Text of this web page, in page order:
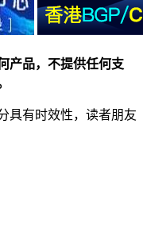
产品，不提供任何支
具有时效性，读者朋友